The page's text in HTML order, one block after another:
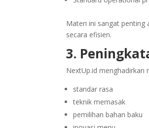
Materi ini sangat penting
secara efisien.
3.
NextUp.id
standar rasa
teknik memasak
pemilihan bahan baku